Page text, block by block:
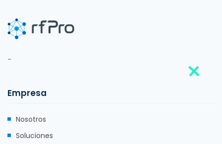
-
Empresa
Nosotros
Soluciones